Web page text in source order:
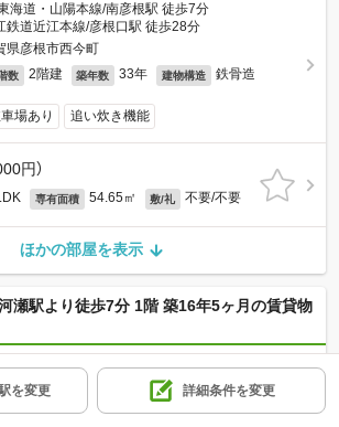
海道・山陽本線/南彦根駅 徒歩7分
鉄道近江本線/彦根口駅 徒歩28分
県彦根市西今町
数 2階建 築年数 33年 建物構造 鉄骨造
場あり 追い炊き機能
円）
専有面積 54.65㎡ 敷/礼 不要/不要
ほかの部屋を表示
瀬駅より徒歩7分 1階 築16年5ヶ月の賃貸物
海道・山陽本線/河瀬駅 徒歩7分
鉄道近江本線/尼子駅 徒歩28分
県彦根市川瀬馬場町
を変更 詳細条件を変更